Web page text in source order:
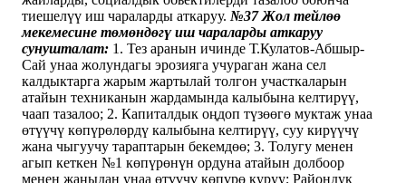
тиешелүү иш чараларды аткаруу. №37 Жол тейлөө
мекемесине төмөндөгү иш чараларды аткаруу
сунушталат: 1. Тез аранын ичинде Т.Кулатов-Абшыр-
Сай унаа жолундагы эрозияга учураган жана сел
калдыктарга жарым жартылай толгон участкаларын
атайын техниканын жардамында калыбына келтирүү,
чаап тазалоо; 2. Капиталдык оңдоп түзөөгө муктаж унаа
өтүүчү көпүрөлөрдү калыбына келтирүү, суу кирүүчү
жана чыгуучу тараптарын бекемдөө; 3. Толугу менен
агып кеткен №1 көпүрөнүн ордуна атайын долбоор
менен жаңыдан унаа өтүүчү көпүрө куруу; Райондук